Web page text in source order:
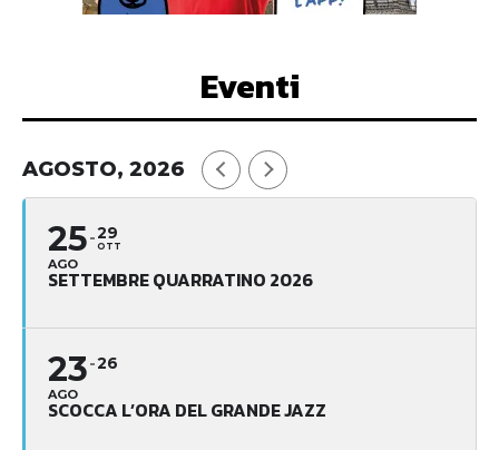
Eventi
AGOSTO, 2026
25
AGO
29
OTT
SETTEMBRE QUARRATINO 2026
23
AGO
26
SCOCCA L’ORA DEL GRANDE JAZZ